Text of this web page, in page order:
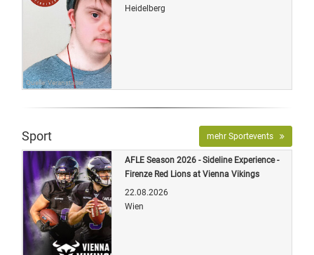
Quelle: Veranstalter
Heidelberg
Sport mehr Sportevents
AFLE Season 2026 - Sideline Experience -
Firenze Red Lions at Vienna Vikings
22.08.2026
Wien